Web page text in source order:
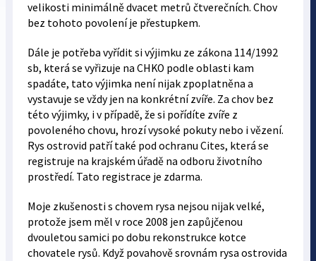
velikosti minimálně dvacet metrů čtverečních. Chov
bez tohoto povolení je přestupkem.
Dále je potřeba vyřídit si výjimku ze zákona 114/1992
sb, která se vyřizuje na CHKO podle oblasti kam
spadáte, tato výjimka není nijak zpoplatněna a
vystavuje se vždy jen na konkrétní zvíře. Za chov bez
této výjimky, i v případě, že si pořídíte zvíře z
povoleného chovu, hrozí vysoké pokuty nebo i vězení.
Rys ostrovid patří také pod ochranu Cites, která se
registruje na krajském úřadě na odboru životního
prostředí. Tato registrace je zdarma.
Moje zkušenosti s chovem rysa nejsou nijak velké,
protože jsem měl v roce 2008 jen zapůjčenou
dvouletou samici po dobu rekonstrukce kotce
chovatele rysů. Když povahově srovnám rysa ostrovida